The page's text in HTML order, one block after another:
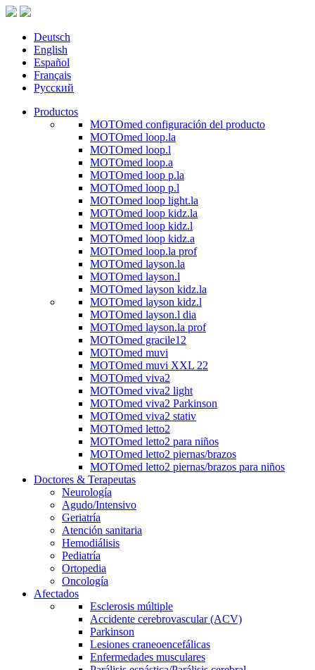
Deutsch
English
Español
Français
Русский
Productos
MOTOmed configuración del producto
MOTOmed loop.la
MOTOmed loop.l
MOTOmed loop.a
MOTOmed loop p.la
MOTOmed loop p.l
MOTOmed loop light.la
MOTOmed loop kidz.la
MOTOmed loop kidz.l
MOTOmed loop kidz.a
MOTOmed loop.la prof
MOTOmed layson.la
MOTOmed layson.l
MOTOmed layson kidz.la
MOTOmed layson kidz.l
MOTOmed layson.l dia
MOTOmed layson.la prof
MOTOmed gracile12
MOTOmed muvi
MOTOmed muvi XXL 22
MOTOmed viva2
MOTOmed viva2 light
MOTOmed viva2 Parkinson
MOTOmed viva2 stativ
MOTOmed letto2
MOTOmed letto2 para niños
MOTOmed letto2 piernas/brazos
MOTOmed letto2 piernas/brazos para niños
Doctores & Terapeutas
Neurología
Agudo/Intensivo
Geriatría
Atención sanitaria
Hemodiálisis
Pediatría
Ortopedia
Oncología
Afectados
Esclerosis múltiple
Accidente cerebrovascular (ACV)
Parkinson
Lesiones craneoencefálicas
Enfermedades musculares